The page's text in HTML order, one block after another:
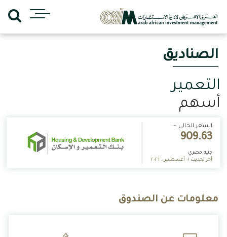
الصناديق
التعمير
أسهم
السعر الحالى :-
909.63
جنيه مصري
أخر تحديث ٠١ أغسطس, ٢٠٢٦
معلومات عن الصندوق